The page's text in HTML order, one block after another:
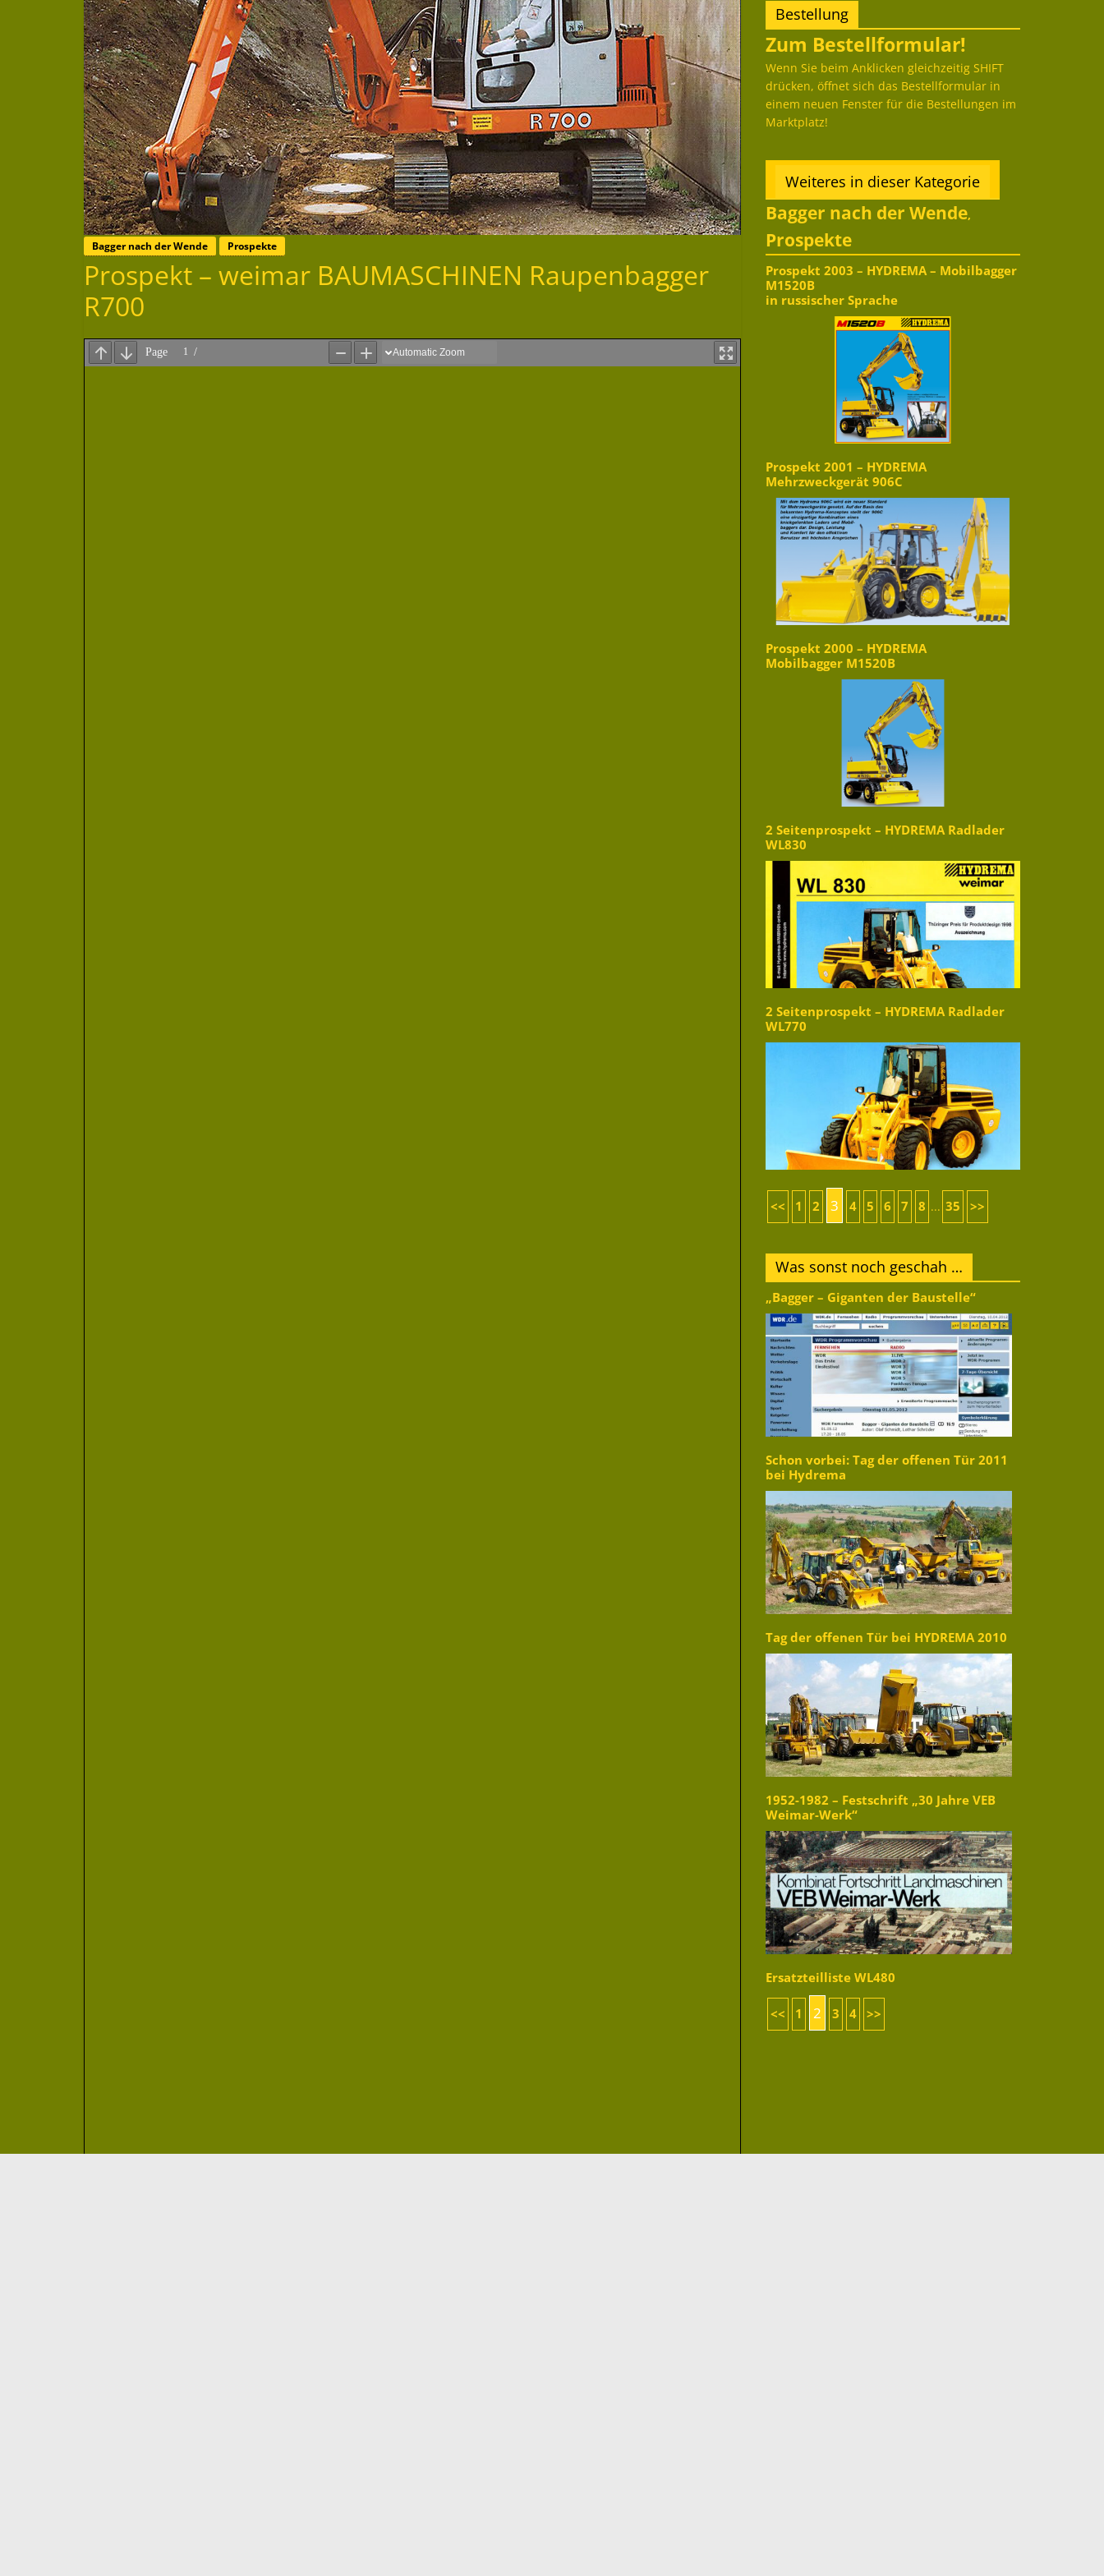
Bagger nach der Wende Prospekte
Prospekt – weimar BAUMASCHINEN Raupenbagger
R700
Bestellung
Zum Bestellformular!
Wenn Sie beim Anklicken gleichzeitig SHIFT
drücken, öffnet sich das Bestellformular in
einem neuen Fenster für die Bestellungen im
Marktplatz!
Weiteres in dieser Kategorie
Bagger nach der Wende,
Prospekte
Prospekt 2003 – HYDREMA – Mobilbagger
M1520B
in russischer Sprache
Prospekt 2001 – HYDREMA
Mehrzweckgerät 906C
Prospekt 2000 – HYDREMA
Mobilbagger M1520B
2 Seitenprospekt – HYDREMA Radlader
WL830
2 Seitenprospekt – HYDREMA Radlader
WL770
<< 1 2 3 4 5 6 7 8 ... 35 >>
Was sonst noch geschah …
„Bagger – Giganten der Baustelle“
Schon vorbei: Tag der offenen Tür 2011
bei Hydrema
Tag der offenen Tür bei HYDREMA 2010
1952-1982 – Festschrift „30 Jahre VEB
Weimar-Werk“
Ersatzteilliste WL480
<< 1 2 3 4 >>